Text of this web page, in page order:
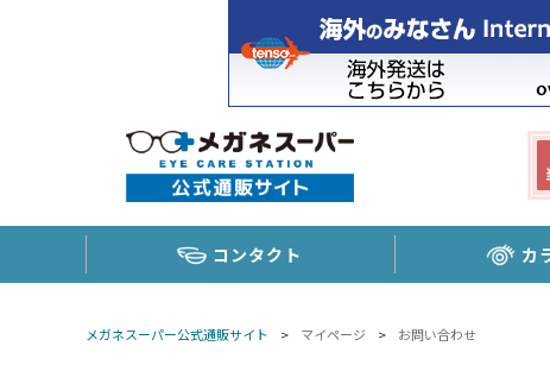
コンタクト カ
メガネスーパー公式通販サイト > マイページ > お問い合わせ